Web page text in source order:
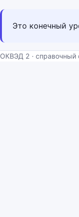
Это конечный
ОКВЭД 2 · справочный